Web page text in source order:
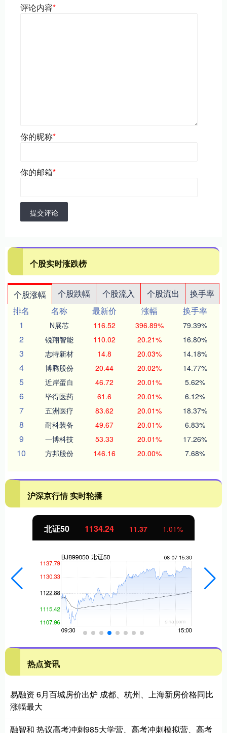
评论内容*
你的昵称*
你的邮箱*
提交评论
个股实时涨跌榜
个股涨幅 个股跌幅 个股流入 个股流出
换手率
排名
名称 最新价 涨幅
换手率
1
N展芯 116.52 396.89% 79.39%
2 锐翔智能 110.02 20.21% 16.80%
3 志特新材 14.8 20.03% 14.18%
4 博腾股份 20.44 20.02% 14.77%
5 近岸蛋白 46.72 20.01% 5.62%
6 毕得医药 61.6 20.01% 6.12%
7 五洲医疗 83.62 20.01% 18.37%
8 耐科装备 49.67 20.01% 6.83%
9 一博科技 53.33 20.01% 17.26%
10 方邦股份 146.16 20.00% 7.68%
沪深京行情 实时轮播
北证50 1134.24 11.37 1.01%
热点资讯
易融资 6月百城房价出炉 成都、杭州、上海新房价格同比
涨幅最大
融智和 热议高考冲刺985大学营、高考冲刺模拟营、高考